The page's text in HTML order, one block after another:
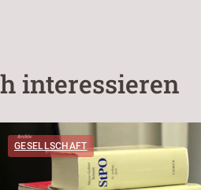
interessieren
GESELLSCHAFT